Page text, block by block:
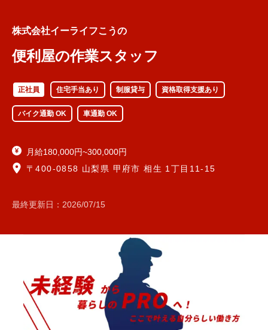
株式会社イーライフこうの
便利屋の作業スタッフ
正社員 住宅手当あり 制服貸与 資格取得支援あり
バイク通勤 OK 車通勤 OK
月給180,000円~300,000円
〒400-0858 山梨県 甲府市 相生 1丁目11-15
最終更新日： 2026/07/15